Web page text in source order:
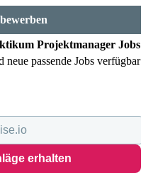
Projektmanager Jobs
passende Jobs verfügbar
erhalten